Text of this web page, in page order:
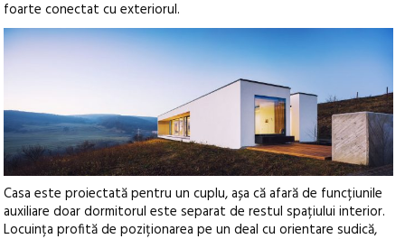
foarte conectat cu exteriorul.
Casa este proiectată pentru un cuplu, așa că afară de funcțiunile
auxiliare doar dormitorul este separat de restul spațiului interior.
Locuința profită de poziționarea pe un deal cu orientare sudică,